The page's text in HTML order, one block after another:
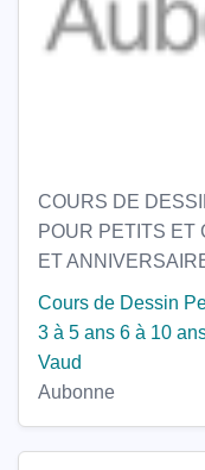
COURS DE
POUR PETITS ET
ET
Cours de Dessin
3 à 5 ans 6 à 10
Vaud
Aubonne